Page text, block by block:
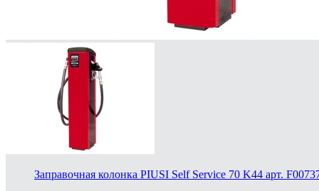
Заправочная колонка PIUSI Self Service 70 K44 арт.